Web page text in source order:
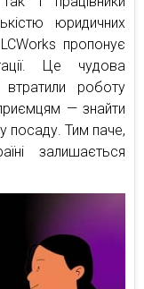
юридичних
пропонує
Це чудова
втратили роботу
— знайти
посаду. Тим паче,
залишається